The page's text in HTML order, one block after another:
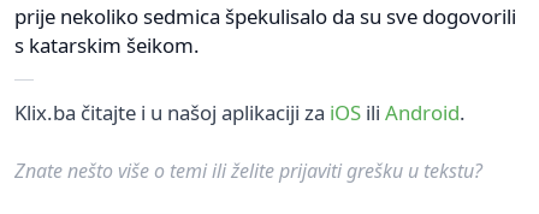
prije nekoliko sedmica špekulisalo da su sve dogovorili
s katarskim šeikom.
Klix.ba čitajte i u našoj aplikaciji za iOS ili Android.
Znate nešto više o temi ili želite prijaviti grešku u tekstu?